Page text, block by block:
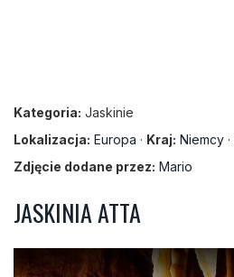
Kategoria: Jaskinie
Lokalizacja: Europa · Kraj: Niemcy ·
Zdjęcie dodane przez: Mario
JASKINIA ATTA